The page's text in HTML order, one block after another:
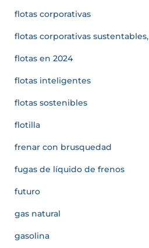
flotas corporativas
flotas corporativas sustentables,
flotas en 2024
flotas inteligentes
flotas sostenibles
flotilla
frenar con brusquedad
fugas de líquido de frenos
futuro
gas natural
gasolina